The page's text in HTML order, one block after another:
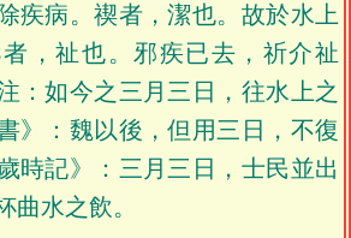
疾病。禊者，潔也。故於水上
，祉也。邪疾已去，祈介祉
：如今之三月三日，往水上之
》：魏以後，但用三日，不復
時記》：三月三日，士民並出
曲水之飲。